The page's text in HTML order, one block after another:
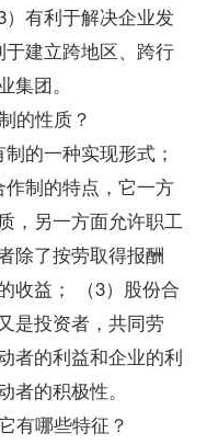
有利于解决企业发
建立跨地区、跨行
团。
的性质？
的一种实现形式；
作制的特点，它一方
，另一方面允许职工
除了按劳取得报酬
收益； （3）股份合
是投资者，共同劳
者的利益和企业的利
的积极性。
哪些特征？